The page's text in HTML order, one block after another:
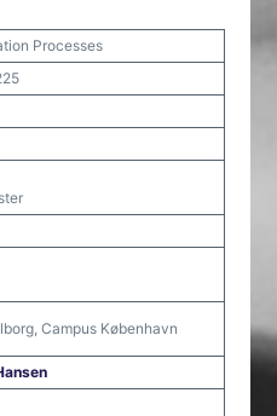
Processes
Campus København